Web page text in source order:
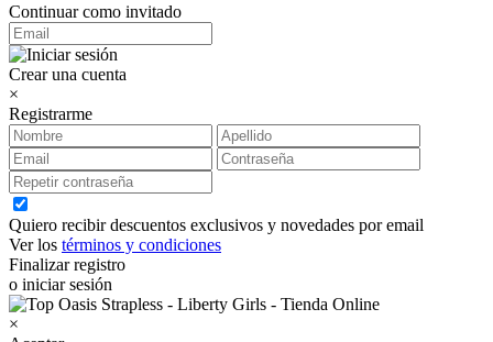
Continuar como invitado
Crear una cuenta
×
Registrarme
Quiero recibir descuentos exclusivos y novedades por email
Ver los términos y condiciones
Finalizar registro
o iniciar sesión
×